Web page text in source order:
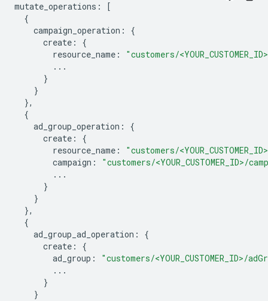
mutate_operations :
[
{
campaign_operation :
{
create :
{
resource_name :
"customers/
...
}
}
},
{
ad_group_operation :
{
create :
{
resource_name :
"customers/
campaign :
"customers/<YOUR_CUSTOMER_ID>/
...
}
}
},
{
ad_group_ad_operation :
{
create :
{
ad_group :
"customers/<YOUR_CUSTOMER_ID>/
...
}
}